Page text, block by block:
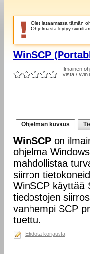
Olet lataamassa tämän
Ohjelmasta löytyy
WinSCP
Ilmainen
Vista /
Ohjelman kuvaus
WinSCP on
ohjelma
mahdollistaa
siirron
WinSCP käyttää
tiedostojen
vanhempi SCP
tuettu.
Ehdota korjausta